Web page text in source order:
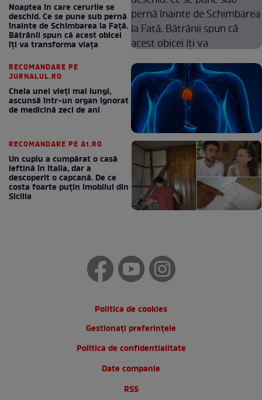
Noaptea în care cerurile se
deschid. Ce se pune sub pernă
înainte de Schimbarea la Față.
Bătrânii spun că acest obicei
îți va transforma viața
RECOMANDARE PE
JURNALUL.RO
Cheia unei vieți mai lungi,
ascunsă într-un organ ignorat
de medicină zeci de ani
RECOMANDARE PE A1.RO
Un cuplu a cumpărat o casă
ieftină în Italia, dar a
descoperit o capcană. De ce
costa foarte puțin imobilul din
Sicilia
Politica de cookies
Gestionați preferințele
Politica de confidentialitate
Date companie
RSS